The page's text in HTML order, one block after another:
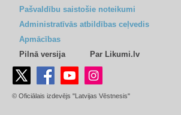
Pašvaldību saistošie noteikumi
Administratīvās atbildības ceļvedis
Apmācības
Pilnā versija
Par Likumi.lv
© Oficiālais izdevējs "Latvijas Vēstnesis"